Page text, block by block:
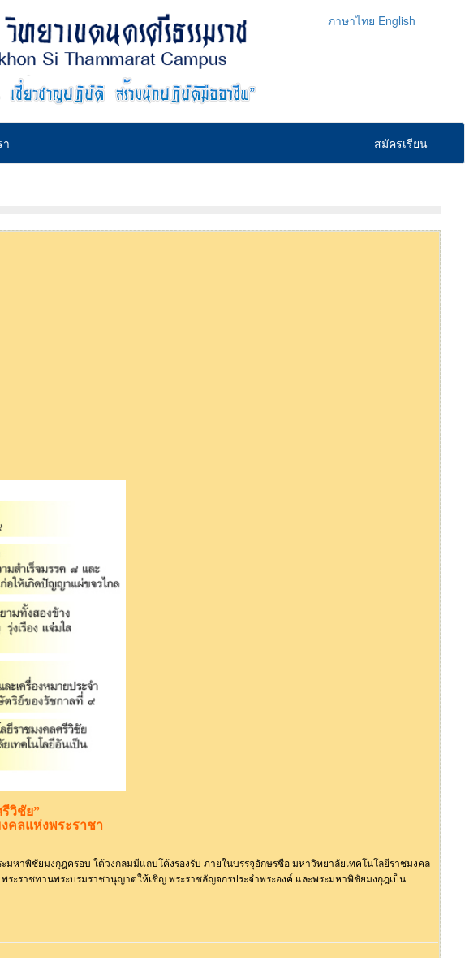
ภาษาไทย English
า สมัครเรียน
วิชัย”
คลแห่งพระราชา
าพิชัยมงกุฎครอบ ใต้วงกลมมีแถบโค้งรองรับ ภายในบรรจุอักษรชื่อ มหาวิทยาลัยเทคโนโลยีราชมงคล
ะราชทานพระบรมราชานุญาตให้เชิญ พระราชลัญจกรประจำพระองค์ และพระมหาพิชัยมงกุฎเป็น